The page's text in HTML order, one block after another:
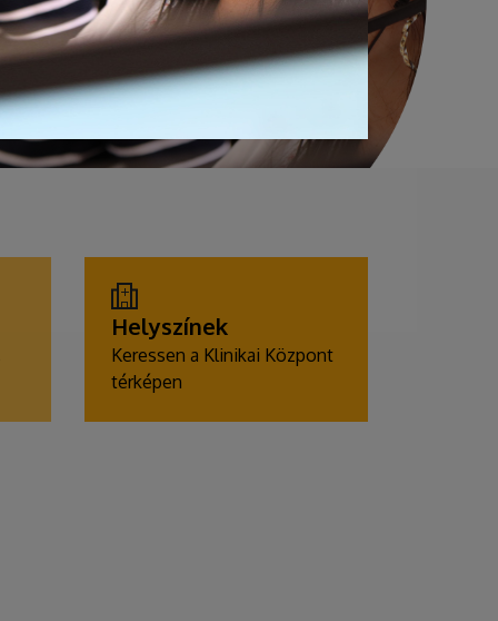
Helyszínek
Keressen a Klinikai Központ
térképen